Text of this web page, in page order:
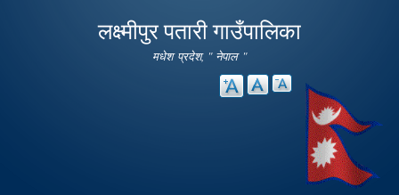
लक्ष्मीपुर पतारी गाउँपालिका
मधेश प्रदेश, " नेपाल "